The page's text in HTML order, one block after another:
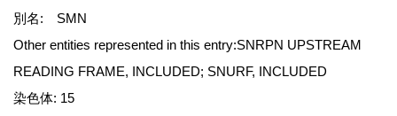
別名: SMN
Other entities represented in this entry:SNRPN UPSTREAM
READING FRAME, INCLUDED; SNURF, INCLUDED
染色体: 15